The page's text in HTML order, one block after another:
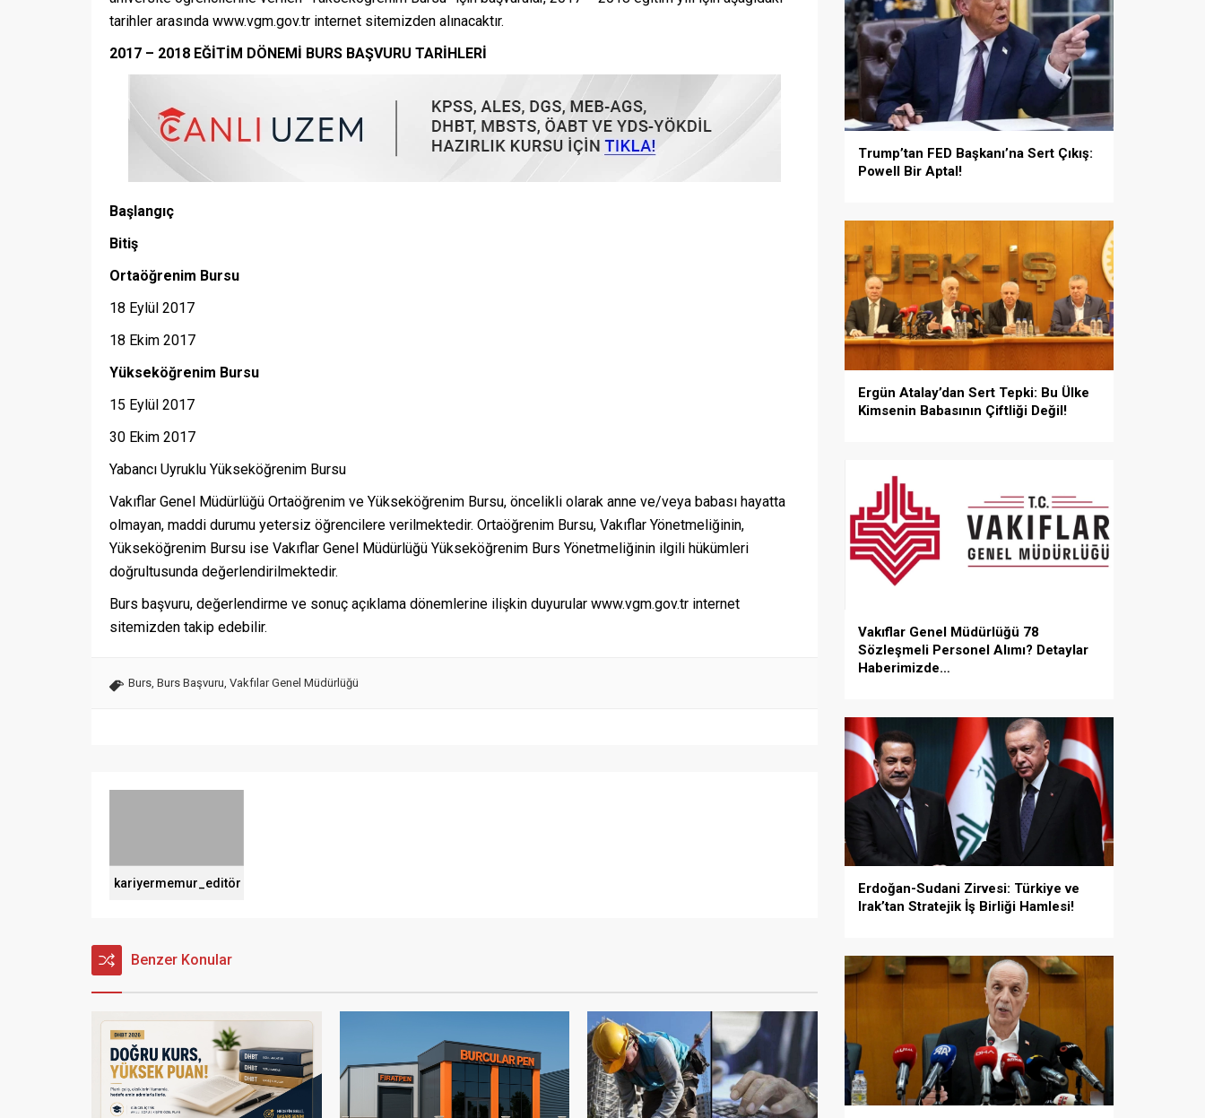
tarihler arasında www.vgm.gov.tr internet sitemizden alınacaktır.
2017 – 2018 EĞİTİM DÖNEMİ BURS BAŞVURU TARİHLERİ
Başlangıç
Bitiş
Ortaöğrenim Bursu
18 Eylül 2017
18 Ekim 2017
Yükseköğrenim Bursu
15 Eylül 2017
30 Ekim 2017
Yabancı Uyruklu Yükseköğrenim Bursu
Vakıflar Genel Müdürlüğü Ortaöğrenim ve Yükseköğrenim Bursu, öncelikli olarak anne ve/veya babası hayatta
olmayan, maddi durumu yetersiz öğrencilere verilmektedir. Ortaöğrenim Bursu, Vakıflar Yönetmeliğinin,
Yükseköğrenim Bursu ise Vakıflar Genel Müdürlüğü Yükseköğrenim Burs Yönetmeliğinin ilgili hükümleri
doğrultusunda değerlendirilmektedir.
Burs başvuru, değerlendirme ve sonuç açıklama dönemlerine ilişkin duyurular www.vgm.gov.tr internet
sitemizden takip edebilir.
Burs, Burs Başvuru, Vakfılar Genel Müdürlüğü
kariyermemur_editör
Benzer Konular
Trump’tan FED Başkanı’na Sert Çıkış:
Powell Bir Aptal!
Ergün Atalay’dan Sert Tepki: Bu Ülke
Kimsenin Babasının Çiftliği Değil!
Vakıflar Genel Müdürlüğü 78
Sözleşmeli Personel Alımı? Detaylar
Haberimizde…
Erdoğan-Sudani Zirvesi: Türkiye ve
Irak’tan Stratejik İş Birliği Hamlesi!